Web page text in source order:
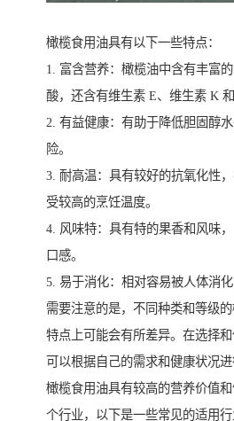
橄榄食用油具有以下一些特点：
1. 富含营养：橄榄油中含有丰富
酸，还含有维生素 E、维生素 K
2. 有益健康：有助于降低胆固醇
险。
3. 耐高温：具有较好的抗氧化性
受较高的烹饪温度。
4. 风味特：具有特的果香和风味
口感。
5. 易于消化：相对容易被人体消化
需要注意的是，不同种类和等级
特点上可能会有所差异。在选择和
可以根据自己的需求和健康状况进
橄榄食用油具有较高的营养价值
个行业，以下是一些常见的适用行